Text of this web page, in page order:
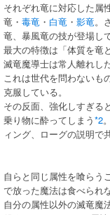
それぞれ竜に対応した属
竜・ 毒竜 ・ 白竜 ・ 影竜。
竜、暴風竜の技が登場し
最大の特徴は「体質を竜
滅竜魔導士は常人離れし
これは世代を問わないも
克服している。
その反面、強化しすぎる
乗り物に酔ってしまう*2
ィング、ローグの説明で
自らと同じ属性を喰らう
で放った魔法は食べられな
自分の属性以外の滅竜魔